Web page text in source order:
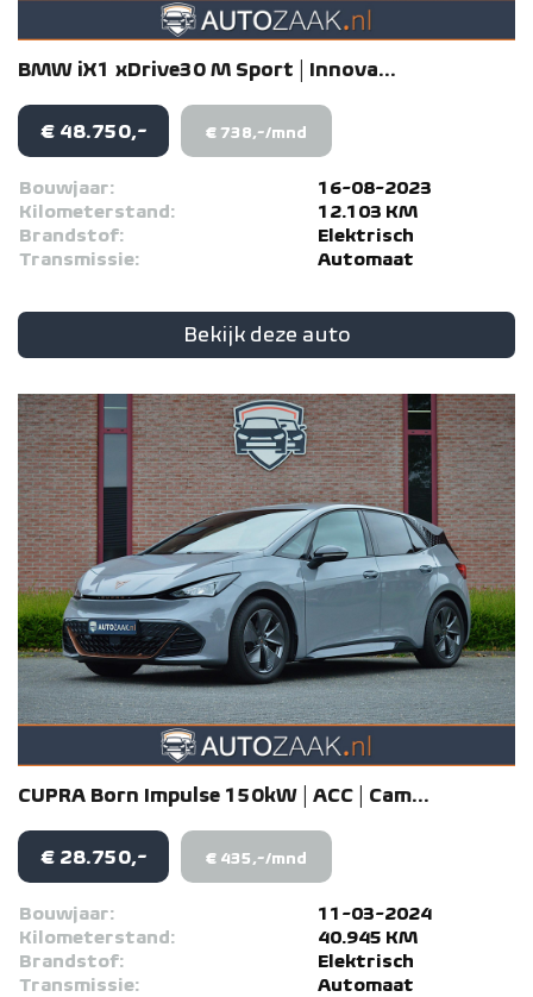
BMW iX1 xDrive30 M Sport | Innova...
€ 48.750,- € 738,-/mnd
Bouwjaar:
16-08-2023
Kilometerstand:
12.103 KM
Brandstof:
Elektrisch
Transmissie:
Automaat
Bekijk deze auto
CUPRA Born Impulse 150kW | ACC | Cam...
€ 28.750,- € 435,-/mnd
Bouwjaar:
11-03-2024
Kilometerstand:
40.945 KM
Brandstof:
Elektrisch
Transmissie:
Automaat